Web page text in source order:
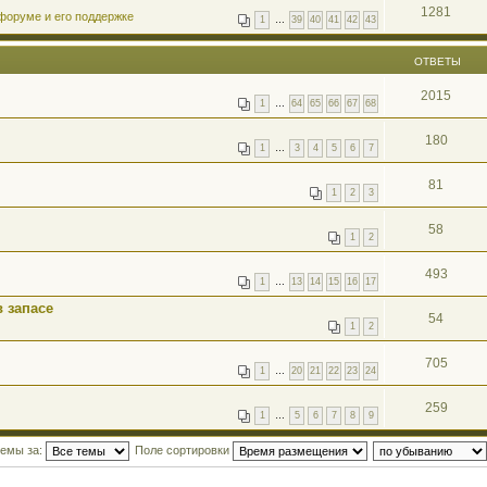
1 … 39 40 41 42 43
и его поддержке 1281
ОТВЕТЫ
1 … 64 65 66 67 68 2015
1 … 3 4 5 6 7 180
1 2 3 81
1 2 58
1 … 13 14 15 16 17 493
запасе
1 2 54
1 … 20 21 22 23 24 705
1 … 5 6 7 8 9 259
за: Поле сортировки